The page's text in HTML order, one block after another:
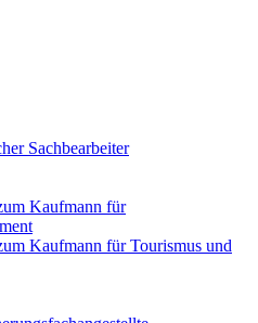
Sachbearbeiter
Kaufmann für
Kaufmann für Tourismus und